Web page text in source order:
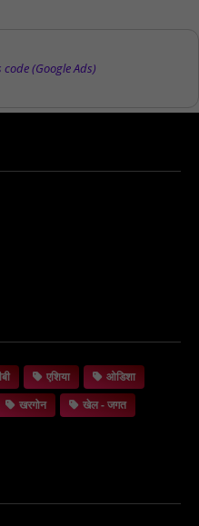
(Google Ads)
एशिया
ओडिशा
खरगोन
खेल - जगत